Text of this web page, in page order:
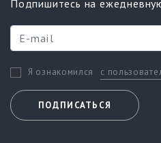
Подпишитесь на
Я ознакомился с
ПОДПИСАТЬСЯ